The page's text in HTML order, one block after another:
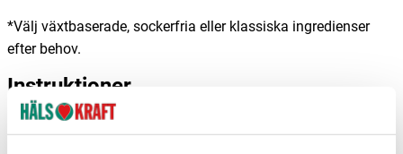
*Välj växtbaserade, sockerfria eller klassiska ingredienser
efter behov.
Instruktioner
1. Smält smöret i en stor kastrull.